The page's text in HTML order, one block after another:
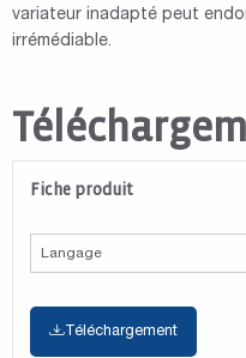
variateur inadapté peut
irrémédiable.
Fiche produit
Téléchargement